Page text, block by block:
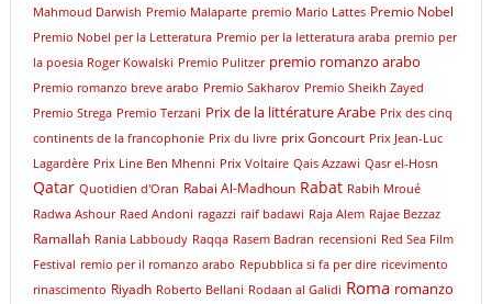
Mahmoud Darwish Premio Malaparte premio Mario Lattes Premio Nobel
Premio Nobel per la Letteratura Premio per la letteratura araba premio per
la poesia Roger Kowalski Premio Pulitzer premio romanzo arabo
Premio romanzo breve arabo Premio Sakharov Premio Sheikh Zayed
Premio Strega Premio Terzani Prix de la littérature Arabe Prix des cinq
continents de la francophonie Prix du livre prix Goncourt Prix Jean-Luc
Lagardère Prix Line Ben Mhenni Prix Voltaire Qais Azzawi Qasr el-Hosn
Qatar Quotidien d'Oran Rabai Al-Madhoun Rabat Rabih Mroué
Radwa Ashour Raed Andoni ragazzi raif badawi Raja Alem Rajae Bezzaz
Ramallah Rania Labboudy Raqqa Rasem Badran recensioni Red Sea Film
Festival remio per il romanzo arabo Repubblica si fa per dire ricevimento
rinascimento Riyadh Roberto Bellani Rodaan al Galidi Roma romanzo